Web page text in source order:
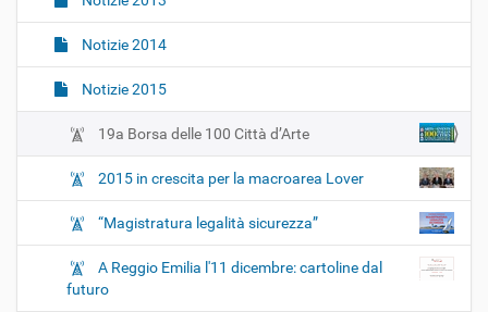
Notizie 2014
Notizie 2015
19a Borsa delle 100 Città d’Arte
2015 in crescita per la macroarea Lover
“Magistratura legalità sicurezza”
A Reggio Emilia l'11 dicembre: cartoline dal
futuro